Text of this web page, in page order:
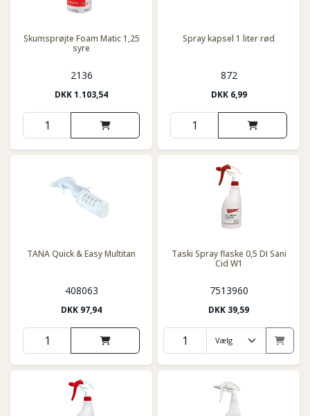
Skumsprøjte Foam Matic 1,25
syre
2136
DKK1.103,54
Spray kapsel 1 liter rød
872
DKK 6,99
TANA Quick & Easy Multitan
408063
DKK 97,94
Taski Spray flaske 0,5 DI Sani
Cid W1
7513960
DKK 39,59